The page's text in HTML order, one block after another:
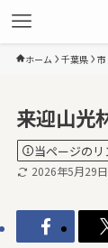
ホーム 千葉県 市
来迎山光
当ページのリ
2026年5月29日